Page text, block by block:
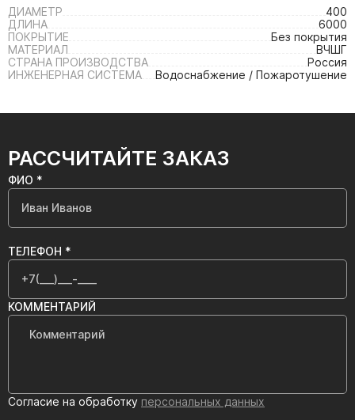
ДИАМЕТР
400
ДЛИНА
6000
ПОКРЫТИЕ
Без покрытия
МАТЕРИАЛ
ВЧШГ
СТРАНА ПРОИЗВОДСТВА
Россия
ИНЖЕНЕРНАЯ СИСТЕМА
Водоснабжение / Пожаротушение
РАССЧИТАЙТЕ ЗАКАЗ
ФИО *
ТЕЛЕФОН *
КОММЕНТАРИЙ
Согласие на обработку персональных данных